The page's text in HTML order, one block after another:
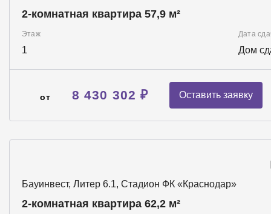
2-комнатная квартира 57,9 м²
Этаж
1
Дата
Дом
от 8 430 302 ₽ Оставить заявку
Бауинвест, Литер 6.1, Стадион ФК «Краснодар»
2-комнатная квартира 62,2 м²